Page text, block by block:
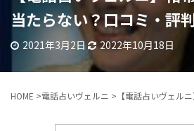
当たらない？口コミ・評
2021年3月2日 2022年10月18日
HOME >電話占いヴェルニ > 【電話占いヴェル